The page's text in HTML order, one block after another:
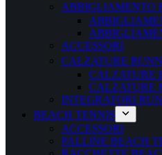
ABBIGLIAMENTO
ACCESSORI
CALZATURE
CALZATURE
CALZATURE
INTEGRATORI
BEACH TENNIS
ACCESSORI
PALLINE BEACH